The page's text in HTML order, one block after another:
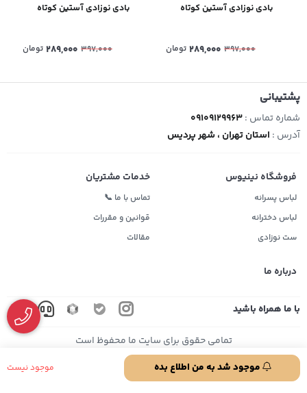
موجود شد به من اطلاع بده موجود نیست
بادی نوزادی آستین کوتاه
397,000
289,000 تومان
بادی نوزادی آستین کوتاه
397,000
289,000 تومان
پشتیبانی
شماره تماس :09109129963
آدرس : استان تهران ، شهر پردیس
فروشگاه نینیوس
لباس پسرانه
لباس دخترانه
ست نوزادی
خدمات مشتریان
تماس با ما 📞
قوانین و مقررات
مقالات
درباره ما
با ما همراه باشید
تمامی حقوق برای سایت ما محفوظ است